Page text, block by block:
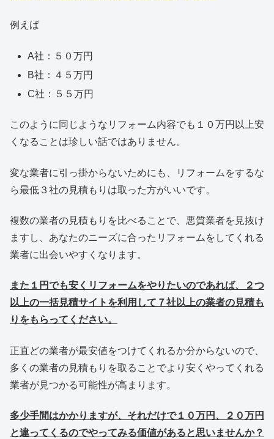
例えば
A社：５０万円
B社：４５万円
C社：５５万円
このように同じようなリフォーム内容でも１０万円以上安
くなることは珍しい話ではありません。
変な業者に引っ掛からないためにも、リフォームをするな
ら最低３社の見積もりは取った方がいいです。
複数の業者の見積もりを比べることで、悪質業者を見抜け
ますし、あなたのニーズに合ったリフォームをしてくれる
業者に出会いやすくなります。
また１円でも安くリフォームをやりたいのであれば、２つ
以上の一括見積サイトを利用して７社以上の業者の見積も
りをもらってください。
正直どの業者が最安値をつけてくれるか分からないので、
多くの業者の見積もりを取ることでより安くやってくれる
業者が見つかる可能性が高まります。
多少手間はかかりますが、それだけで１０万円、２０万円
と違ってくるのでやってみる価値があると思いませんか？